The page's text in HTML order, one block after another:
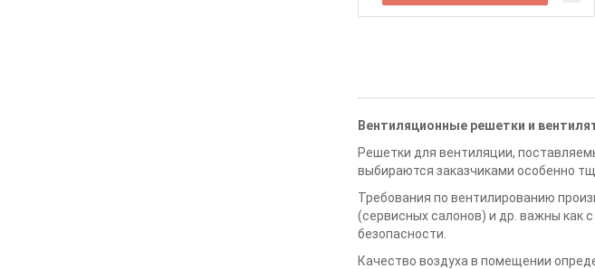
Вентиляционные решетки и
Решетки для вентиляции,
выбираются заказчиками особенно
Требования по вентилированию
(сервисных салонов) и др. важны как
безопасности.
Качество воздуха в помещении